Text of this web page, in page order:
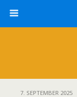
7. SEPTEMBER 2025